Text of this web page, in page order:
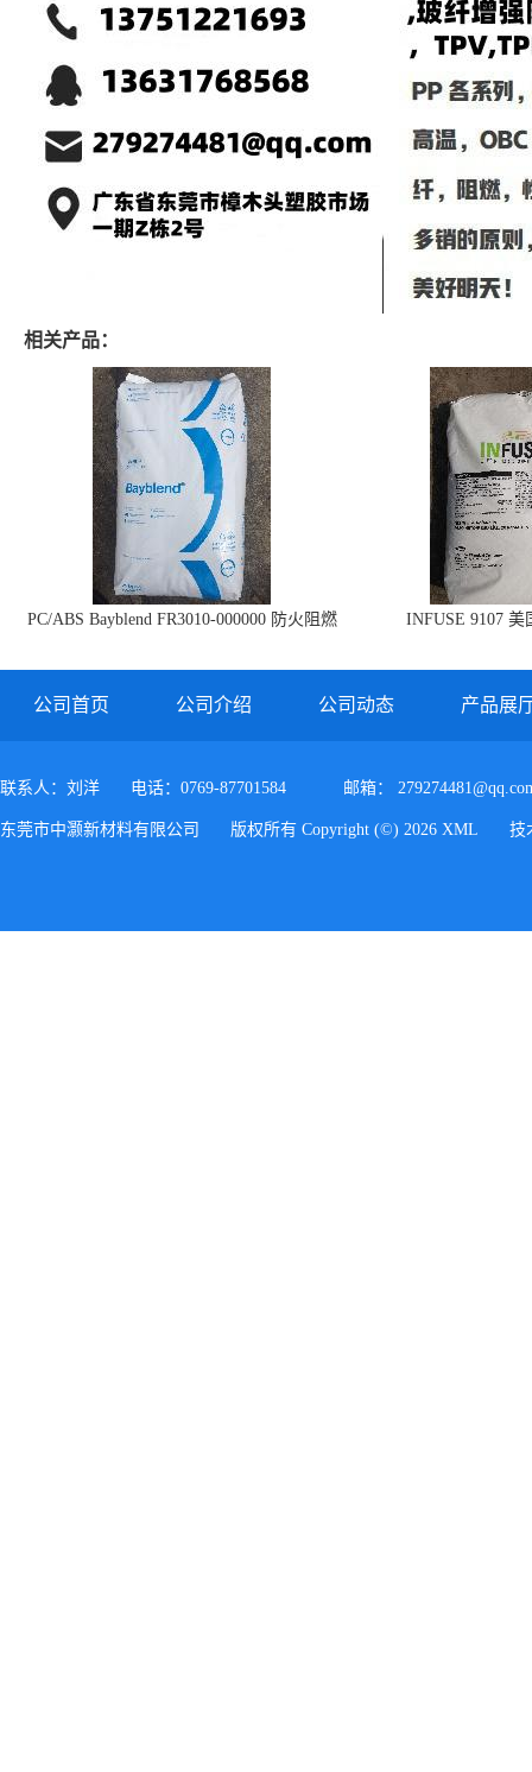
相关产品：
PC/ABS Bayblend FR3010-000000 防火阻燃
INFUSE 9107 美
公司首页 公司介绍 公司动态 产品展
联系人：刘洋 电话：0769-87701584 邮箱：
东莞市中灏新材料有限公司 版权所有 Copyright (©) 2026 XML 技